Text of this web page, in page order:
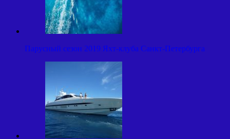
Парусный сезон 2019 Яхт-клуба Санкт-Петербурга